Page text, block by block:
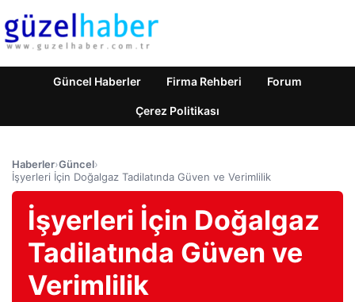
Güncel Haberler Firma Rehberi Forum
Çerez Politikası
Haberler›Güncel›
İşyerleri İçin Doğalgaz Tadilatında Güven ve Verimlilik
İşyerleri İçin Doğalgaz
Tadilatında Güven ve
Verimlilik